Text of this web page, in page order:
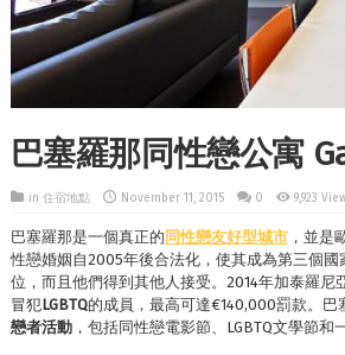
巴塞羅那同性戀公寓
in 住宿地點 November 11, 2015 0 9,923
巴塞羅那是一個真正的 同性戀友好型城市，並是
性戀婚姻自2005年後合法化，使其成為第三個
位，而且他們得到其他人接受。2014年加泰羅
冒犯LGBTQ的成員，最高可達€140,000罰款。巴
戀者活動，包括同性戀電影節、LGBTQ文學節和